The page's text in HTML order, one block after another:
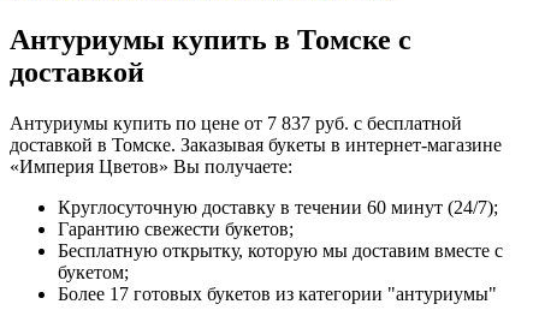
Антуриумы купить в Томске с
доставкой
Антуриумы купить по цене от 7 837 руб. с бесплатной
доставкой в Томске. Заказывая букеты в интернет-магазине
«Империя Цветов» Вы получаете:
Круглосуточную доставку в течении 60 минут (24/7);
Гарантию свежести букетов;
Бесплатную открытку, которую мы доставим вместе с
букетом;
Более 17 готовых букетов из категории "антуриумы"